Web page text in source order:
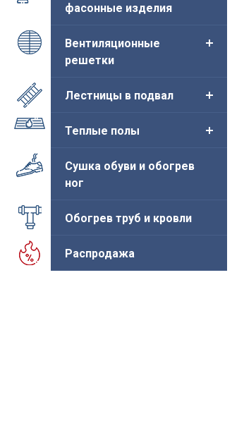
фасонные изделия
Вентиляционные
решетки
Лестницы в подвал
Теплые полы
Сушка обуви и обогрев
ног
Обогрев труб и кровли
Распродажа